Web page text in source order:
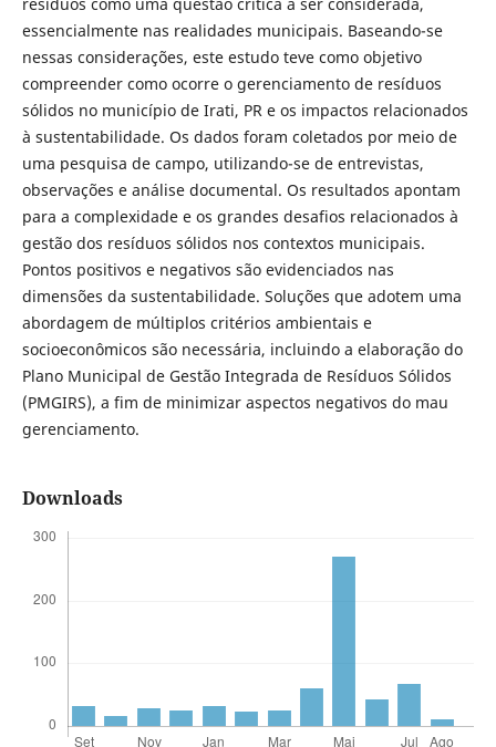
essencialmente nas realidades municipais. Baseando-se
nessas considerações, este estudo teve como objetivo
compreender como ocorre o gerenciamento de resíduos
sólidos no município de Irati, PR e os impactos relacionados
à sustentabilidade. Os dados foram coletados por meio de
uma pesquisa de campo, utilizando-se de entrevistas,
observações e análise documental. Os resultados apontam
para a complexidade e os grandes desafios relacionados à
gestão dos resíduos sólidos nos contextos municipais.
Pontos positivos e negativos são evidenciados nas
dimensões da sustentabilidade. Soluções que adotem uma
abordagem de múltiplos critérios ambientais e
socioeconômicos são necessária, incluindo a elaboração do
Plano Municipal de Gestão Integrada de Resíduos Sólidos
(PMGIRS), a fim de minimizar aspectos negativos do mau
gerenciamento.
Downloads